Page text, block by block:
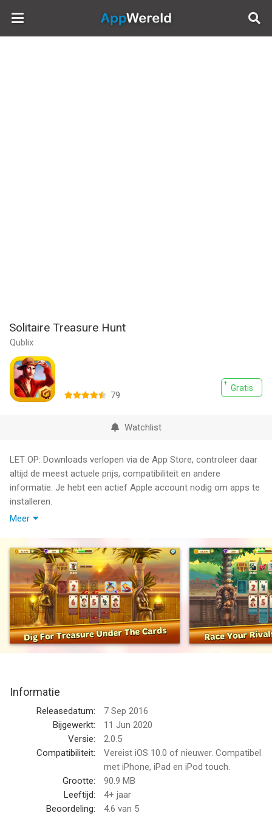
AppWereld
Solitaire Treasure Hunt
Qublix
Gratis
79
Watchlist
LET OP: Downloads verlopen via de App Store, controleer daar
altijd de meest actuele prijs, compatibiliteit en andere
informatie. Je hebt een actief Apple account nodig om apps te
installeren.
Droom van piramides en het paradijs zoals u blast naar de top.
Maak je eigen saga!
Verwacht geen fairway! Schatzoeken is wild. Droom van
piramides en het paradijs als u kaarten blast en bereikt de piek
van avontuur. Maak je eigen saga en uitgegroeid tot een
legendarische ontdekkingsreiziger!
race om je tegenstanders te verslaan om de grootste schatten
uit de geschiedenis. Dit is Classic Solitaire met een spannende
nieuwe twist.
Reis door de geschiedenis en verken iconische locaties terwijl
het nemen van alle andere schatzoekers en het graf raiders
om de titel van de beste schatzoeker die de wereld ooit heeft
gezien claimen.
Meer
Informatie
Releasedatum:
7 Sep 2016
Bijgewerkt:
11 Jun 2020
Versie:
2.0.5
Compatibiliteit:
Vereist iOS 10.0 of nieuwer. Compatibel
met iPhone, iPad en iPod touch.
Grootte:
90.9 MB
Leeftijd:
4+ jaar
Beoordeling:
4.6 van 5